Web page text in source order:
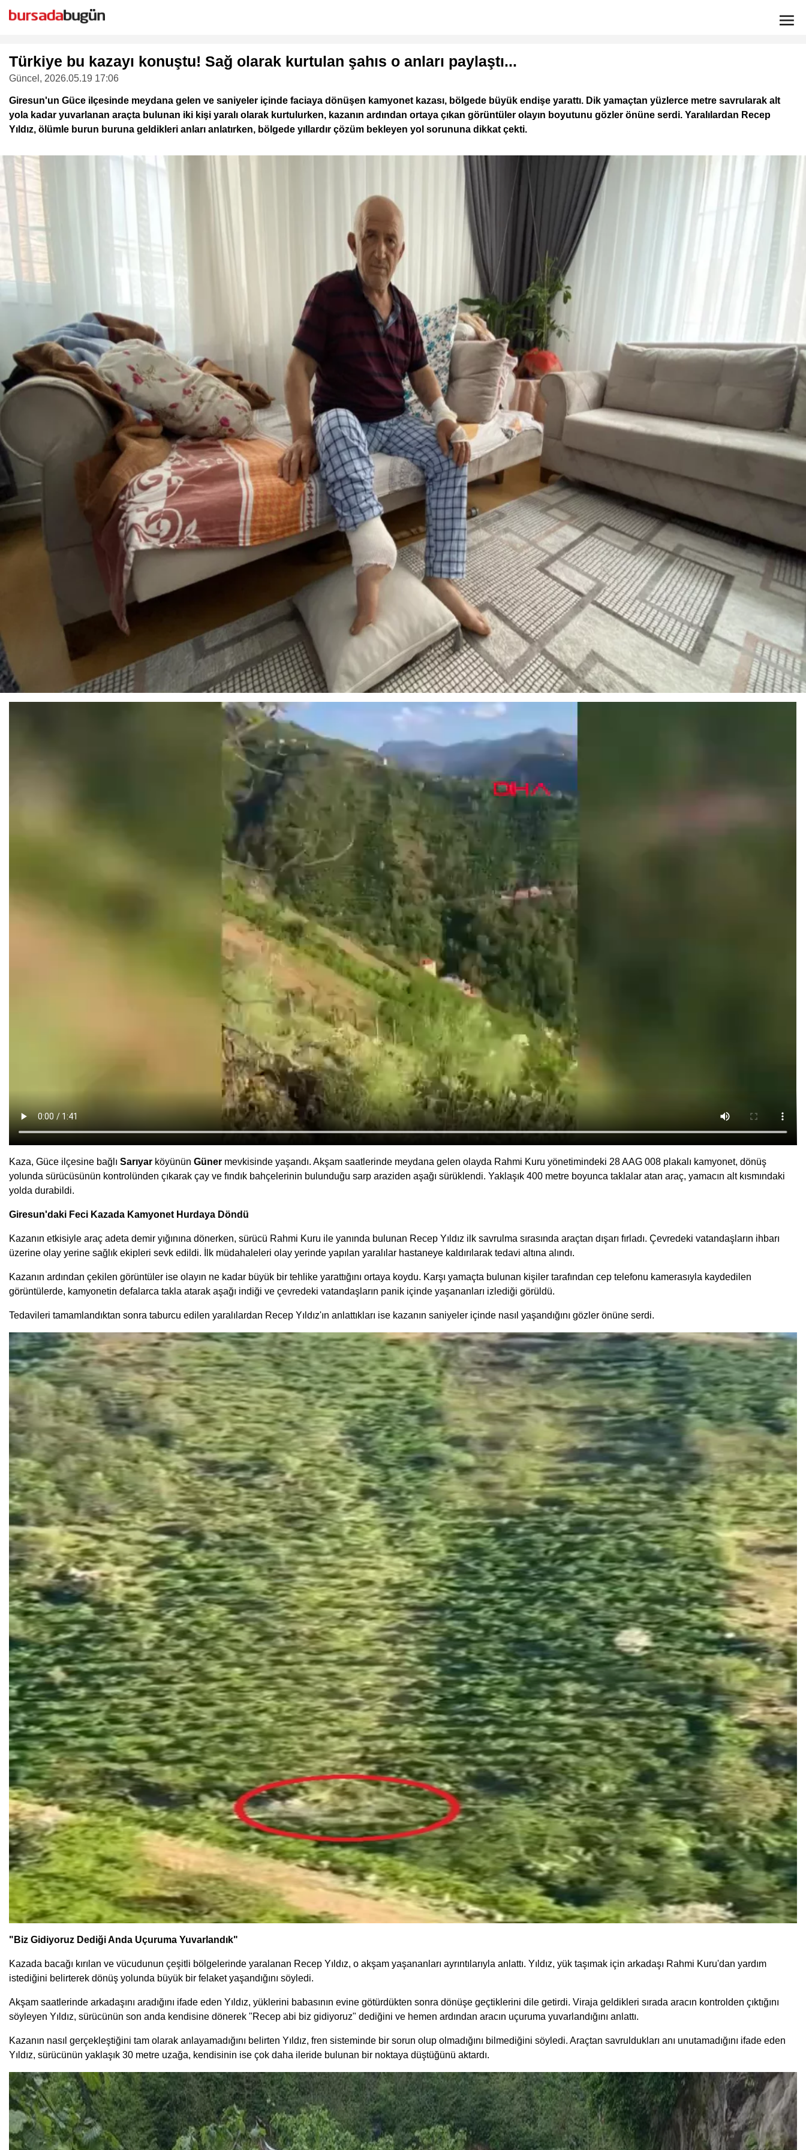
Türkiye bu kazayı konuştu! Sağ olarak kurtulan şahıs o anları paylaştı...
Güncel , 2026.05.19 17:06
Giresun'un Güce ilçesinde meydana gelen ve saniyeler içinde faciaya dönüşen kamyonet kazası, bölgede büyük endişe yarattı. Dik yamaçtan yüzlerce metre savrularak alt
yola kadar yuvarlanan araçta bulunan iki kişi yaralı olarak kurtulurken, kazanın ardından ortaya çıkan görüntüler olayın boyutunu gözler önüne serdi. Yaralılardan Recep
Yıldız, ölümle burun buruna geldikleri anları anlatırken, bölgede yıllardır çözüm bekleyen yol sorununa dikkat çekti.
Kaza, Güce ilçesine bağlı Sarıyar köyünün Güner mevkisinde yaşandı. Akşam saatlerinde meydana gelen olayda Rahmi Kuru yönetimindeki 28 AAG 008 plakalı kamyonet, dönüş
yolunda sürücüsünün kontrolünden çıkarak çay ve fındık bahçelerinin bulunduğu sarp araziden aşağı sürüklendi. Yaklaşık 400 metre boyunca taklalar atan araç, yamacın alt kısmındaki
yolda durabildi.
Giresun'daki Feci Kazada Kamyonet Hurdaya Döndü
Kazanın etkisiyle araç adeta demir yığınına dönerken, sürücü Rahmi Kuru ile yanında bulunan Recep Yıldız ilk savrulma sırasında araçtan dışarı fırladı. Çevredeki vatandaşların ihbarı
üzerine olay yerine sağlık ekipleri sevk edildi. İlk müdahaleleri olay yerinde yapılan yaralılar hastaneye kaldırılarak tedavi altına alındı.
Kazanın ardından çekilen görüntüler ise olayın ne kadar büyük bir tehlike yarattığını ortaya koydu. Karşı yamaçta bulunan kişiler tarafından cep telefonu kamerasıyla kaydedilen
görüntülerde, kamyonetin defalarca takla atarak aşağı indiği ve çevredeki vatandaşların panik içinde yaşananları izlediği görüldü.
Tedavileri tamamlandıktan sonra taburcu edilen yaralılardan Recep Yıldız'ın anlattıkları ise kazanın saniyeler içinde nasıl yaşandığını gözler önüne serdi.
"Biz Gidiyoruz Dediği Anda Uçuruma Yuvarlandık"
Kazada bacağı kırılan ve vücudunun çeşitli bölgelerinde yaralanan Recep Yıldız, o akşam yaşananları ayrıntılarıyla anlattı. Yıldız, yük taşımak için arkadaşı Rahmi Kuru'dan yardım
istediğini belirterek dönüş yolunda büyük bir felaket yaşandığını söyledi.
Akşam saatlerinde arkadaşını aradığını ifade eden Yıldız, yüklerini babasının evine götürdükten sonra dönüşe geçtiklerini dile getirdi. Viraja geldikleri sırada aracın kontrolden çıktığını
söyleyen Yıldız, sürücünün son anda kendisine dönerek "Recep abi biz gidiyoruz" dediğini ve hemen ardından aracın uçuruma yuvarlandığını anlattı.
Kazanın nasıl gerçekleştiğini tam olarak anlayamadığını belirten Yıldız, fren sisteminde bir sorun olup olmadığını bilmediğini söyledi. Araçtan savruldukları anı unutamadığını ifade eden
Yıldız, sürücünün yaklaşık 30 metre uzağa, kendisinin ise çok daha ileride bulunan bir noktaya düştüğünü aktardı.